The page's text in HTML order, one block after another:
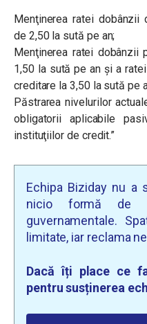
Menţinerea ratei
de 2,50 la sută pe an;
Menţinerea ratei dobânzii
1,50 la sută pe an şi a
creditare la 3,50 la sută pe
Păstrarea nivelurilor
obligatorii aplicabile
instituţiilor de credit.”
Echipa Biziday nu a
nicio formă de
guvernamentale.
limitate, iar reclama
Dacă îți place ce
pentru susținerea